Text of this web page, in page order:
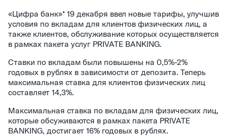
«Цифра банк»* 19 декабря ввел новые тарифы, улучшив
условия по вкладам для клиентов физических лиц, а
также клиентов, обслуживание которых осуществляется
в рамках пакета услуг PRIVATE BANKING.
Ставки по вкладам были повышены на 0,5%-2%
годовых в рублях в зависимости от депозита. Теперь
максимальная ставка для клиентов физических лиц
составляет 14,3%.
Максимальная ставка по вкладам для физических лиц,
которые обсуживаются в рамках пакета PRIVATE
BANKING, достигает 16% годовых в рублях.